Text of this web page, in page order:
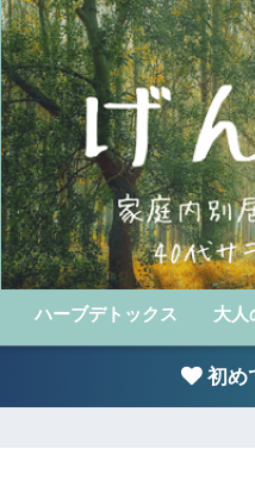
ハーブデトックス 大人
初め